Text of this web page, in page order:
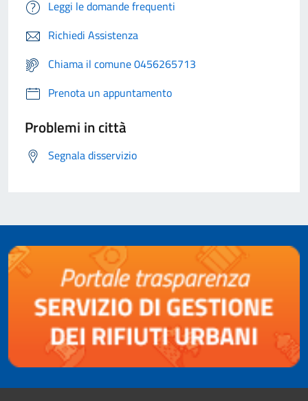
Leggi le domande frequenti
Richiedi Assistenza
Chiama il comune 0456265713
Prenota un appuntamento
Problemi in città
Segnala disservizio